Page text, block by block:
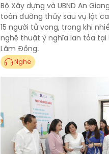
Bộ Xây dựng và UBND An
toàn đường thủy sau vụ lật
15 người tử vong, trong khi
nghệ thuật ý nghĩa lan tỏa tại
Lâm Đồng.
Nghe